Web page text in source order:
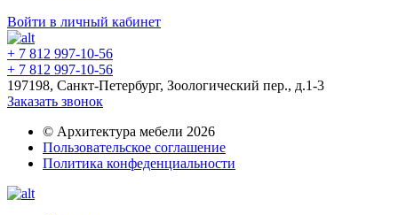
Войти в личный кабинет
+ 7 812 997-10-56
+ 7 812 997-10-56
197198, Санкт-Петербург, Зоологический пер., д.1-3
Заказать звонок
© Архитектура мебели 2026
Пользовательское соглашение
Политика конфеденциальности